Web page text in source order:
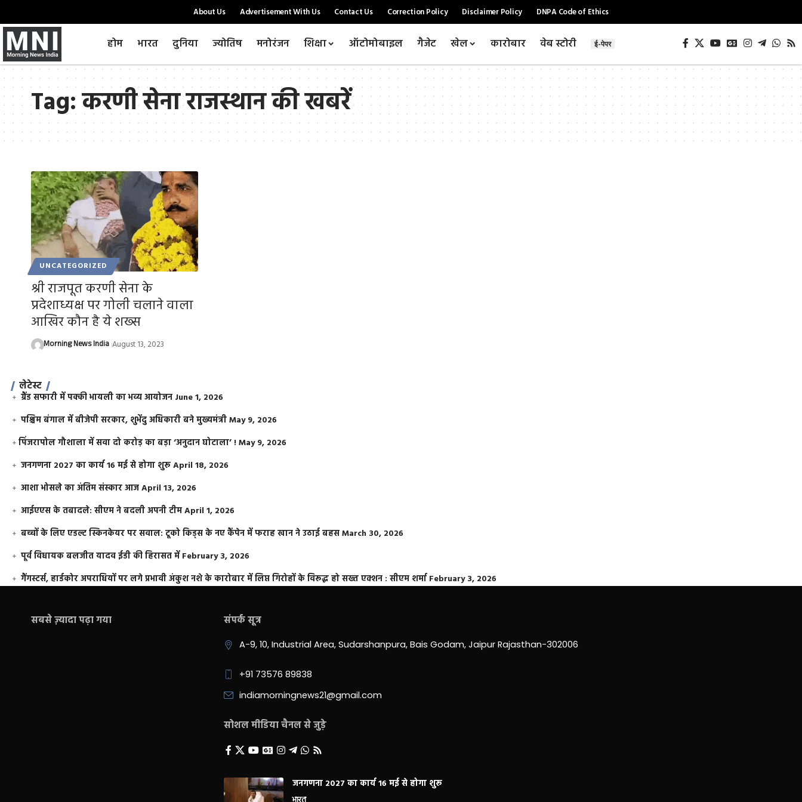
About Us Advertisement With Us Contact Us Correction Policy Disclaimer Policy DNPA Code of Ethics
होम भारत दुनिया ज्योतिष मनोरंजन शिक्षा ऑटोमोबाइल गैजेट खेल कारोबार वेब स्टोरी ई-पेपर
Tag:करणी सेना राजस्थान की खबरें
UNCATEGORIZED
श्री राजपूत करणी सेना के
प्रदेशाध्यक्ष पर गोली चलाने वाला
आखिर कौन है ये शख्स
Morning News India August 13, 2023
लेटेस्ट
ग्रैंड सफारी में पक्की भायली का भव्य आयोजन June 1, 2026
पश्चिम बंगाल में बीजेपी सरकार, शुभेंदु अधिकारी बने मुख्यमंत्रीMay 9, 2026
​पिंजरापोल गौशाला में सवा दो करोड़ का बड़ा ‘अनुदान घोटाला’ !May 9, 2026
जनगणना 2027 का कार्य 16 मई से होगा शुरूApril 18, 2026
आशा भोसले का अंतिम संस्कार आजApril 13, 2026
आईएएस के तबादले: सीएम ने बदली अपनी टीमApril 1, 2026
बच्चों के लिए एडल्ट स्किनकेयर पर सवाल: टूको किड्स के नए कैंपेन में फराह खान ने उठाई बहसMarch 30, 2026
पूर्व विधायक बलजीत यादव ईडी की हिरासत में February 3, 2026
गैंगस्टर्स, हार्डकोर अपराधियों पर लगे प्रभावी अंकुश नशे के कारोबार में लिप्त गिरोहों के विरूद्ध हो सख्त एक्शन : सीएम शर्मा February 3, 2026
सबसे ज़्यादा पढ़ा गया संपर्क सूत्र
A-9, 10, Industrial Area, Sudarshanpura, Bais Godam, Jaipur Rajasthan-302006
+91 73576 89838
indiamorningnews21@gmail.com
सोशल मीडिया चैनल से जुड़े
जनगणना 2027 का कार्य 16 मई से होगा शुरू